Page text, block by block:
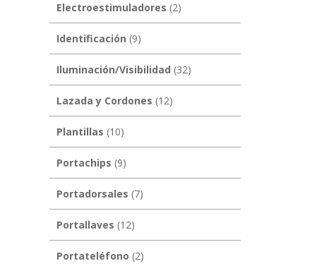
Electroestimuladores (2)
Identificación (9)
Iluminación/Visibilidad (32)
Lazada y Cordones (12)
Plantillas (10)
Portachips (9)
Portadorsales (7)
Portallaves (12)
Portateléfono (2)